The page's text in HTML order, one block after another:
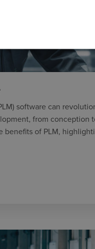
software can
from conception
benefits of PLM,